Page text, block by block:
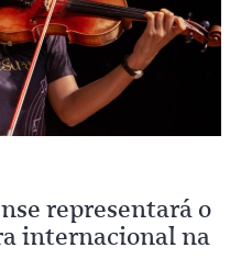
representará o
internacional na